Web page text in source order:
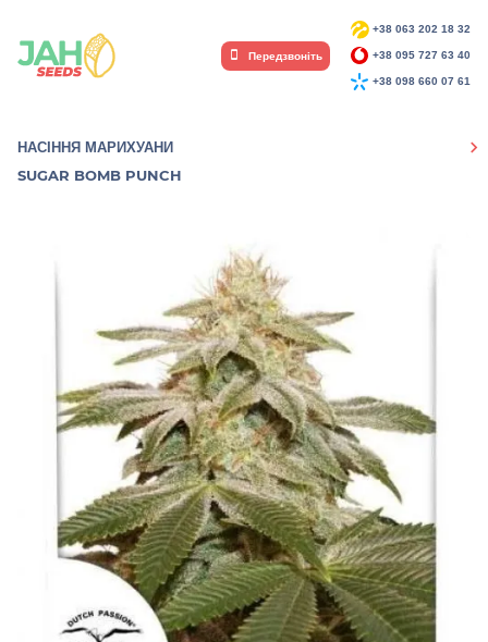
+38 063 202 18 32
+38 095 727 63 40
+38 098 660 07 61
Передзвоніть
НАСІННЯ МАРИХУАНИ
SUGAR BOMB PUNCH